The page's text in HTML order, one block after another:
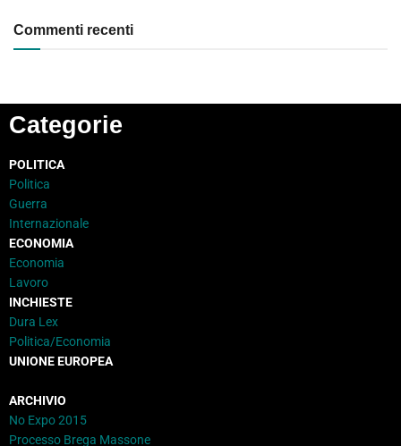
Commenti recenti
Categorie
POLITICA
Politica
Guerra
Internazionale
ECONOMIA
Economia
Lavoro
INCHIESTE
Dura Lex
Politica/Economia
UNIONE EUROPEA
ARCHIVIO
No Expo 2015
Processo Brega Massone